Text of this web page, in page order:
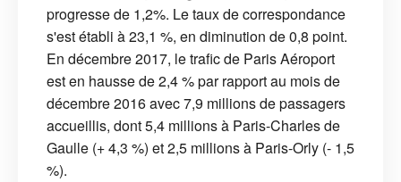
progresse de 1,2%. Le taux de correspondance
s'est établi à 23,1 %, en diminution de 0,8 point.
En décembre 2017, le trafic de Paris Aéroport
est en hausse de 2,4 % par rapport au mois de
décembre 2016 avec 7,9 millions de passagers
accueillis, dont 5,4 millions à Paris-Charles de
Gaulle (+ 4,3 %) et 2,5 millions à Paris-Orly (- 1,5
%).